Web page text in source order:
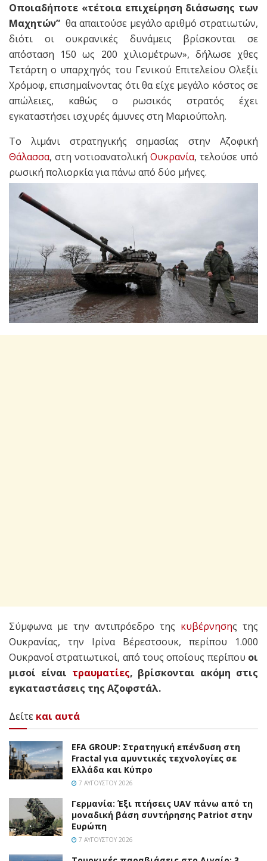
Οποιαδήποτε «τέτοια επιχείρηση διάσωσης των
Μαχητών” θα απαιτούσε μεγάλο αριθμό στρατιωτών,
διότι οι ουκρανικές δυνάμεις βρίσκονται σε
απόσταση 150 ως 200 χιλιομέτρων», δήλωσε χθες
Τετάρτη ο υπαρχηγός του Γενικού Επιτελείου Ολεξίι
Χρόμοφ, επισημαίνοντας ότι θα είχε μεγάλο κόστος σε
απώλειες, καθώς ο ρωσικός στρατός έχει
εγκαταστήσει ισχυρές άμυνες στη Μαριούπολη.
Το λιμάνι στρατηγικής σημασίας στην Αζοφική
Θάλασσα, στη νοτιοανατολική Ουκρανία, τελούσε υπό
ρωσική πολιορκία για πάνω από δύο μήνες.
Σύμφωνα με την αντιπρόεδρο της κυβέρνησης της
Ουκρανίας, την Ιρίνα Βέρεστσουκ, περίπου 1.000
Ουκρανοί στρατιωτικοί, από τους οποίους περίπου οι
μισοί είναι τραυματίες, βρίσκονται ακόμη στις
εγκαταστάσεις της Αζοφστάλ.
Δείτε και αυτά
EFA GROUP: Στρατηγική επένδυση στη
Fractal για αμυντικές τεχνολογίες σε
Ελλάδα και Κύπρο
7 ΑΥΓΟΎΣΤΟΥ 2026
Γερμανία: Έξι πτήσεις UAV πάνω από τη
μοναδική βάση συντήρησης Patriot στην
Ευρώπη
7 ΑΥΓΟΎΣΤΟΥ 2026